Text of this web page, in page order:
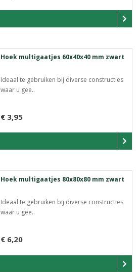
Hoek multigaatjes 60x40x40 mm zwart
Ideaal te gebruiken bij diverse constructies
waar u gee..
€ 3,95
Hoek multigaatjes 80x80x80 mm zwart
Ideaal te gebruiken bij diverse constructies
waar u gee..
€ 6,20